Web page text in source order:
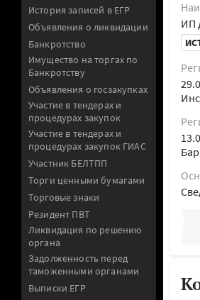
История записей в ЕГР
Объявления о ликвидации
Банкротство
Имущество на торгах по
Банкротству
Объявления о госзакупках
Участие в тендерах и
процедурах закупок
Участие в тендерах и
процедурах закупок ГИАС
Участник БЕЛТПП
Торги ценными бумагами
Торговые знаки
Резидент ПВТ
Ликвидация по решению
органа
Задолженность перед
таможенными органами
Выписки ЕГР
ИП